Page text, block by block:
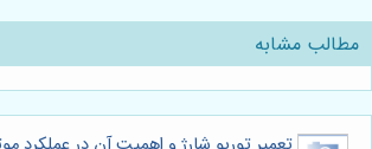
مطالب مشابه